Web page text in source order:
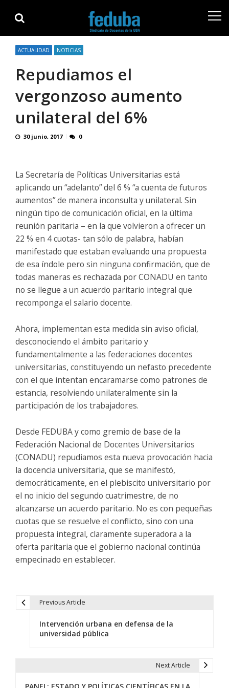
navigation
content
ACTUALIDAD NOTICIAS
Repudiamos el
vergonzoso aumento
unilateral del 6%
30 junio, 2017 0
La Secretaría de Políticas Universitarias está
aplicando un “adelanto” del 6 % “a cuenta de futuros
aumentos” de manera inconsulta y unilateral. Sin
ningún tipo de comunicación oficial, en la última
reunión paritaria – en la que volvieron a ofrecer un
22 % en 4 cuotas- tan sólo de palabra, habían
manifestado que estaban evaluando una propuesta
de esa índole pero sin ninguna confirmación, que de
todas maneras es rechazada por CONADU en tanto
no se llegue a un acuerdo paritario integral que
recomponga el salario docente.
Ahora, implementan esta medida sin aviso oficial,
desconociendo el ámbito paritario y
fundamentalmente a las federaciones docentes
universitarias, constituyendo un nefasto precedente
con el que intentan encaramarse como patrones de
estancia, resolviendo unilateralmente sin la
participación de los trabajadores.
Desde FEDUBA y como gremio de base de la
Federación Nacional de Docentes Universitarios
(CONADU) repudiamos esta nueva provocación hacia
la docencia universitaria, que se manifestó,
democráticamente, en el plebiscito universitario por
el no inicio del segundo cuatrimestre, de no
alcanzarse un acuerdo paritario. No es con pequeñas
cuotas que se resuelve el conflicto, sino con una
propuesta integral, claramente superadora a la
oferta paritaria que el gobierno nacional continúa
empecinado en establecer.
Previous Article
Intervención urbana en defensa de la
universidad pública
Next Article